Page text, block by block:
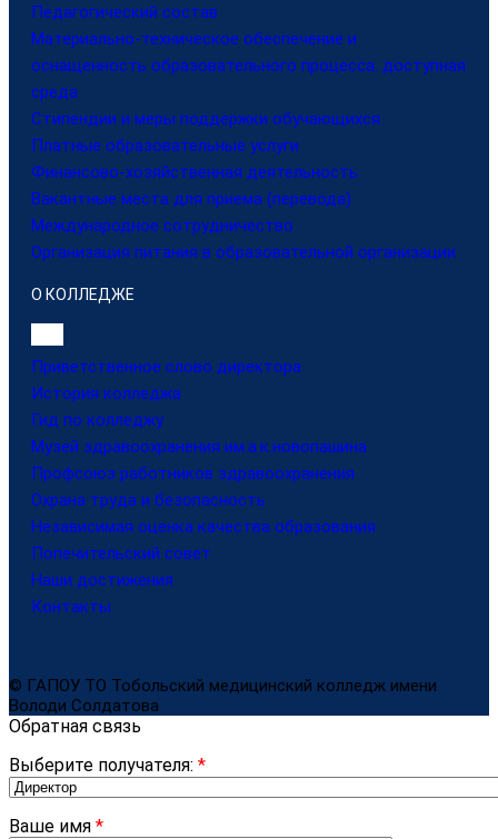
Педагогический состав
Материально-техническое обеспечение и
оснащенность образовательного процесса. доступная
среда
Стипендии и меры поддержки обучающихся
Платные образовательные услуги
Финансово-хозяйственная деятельность
Вакантные места для приема (перевода)
Международное сотрудничество
Организация питания в образовательной организации
О КОЛЛЕДЖЕ
Приветственное слово директора
История колледжа
Гид по колледжу
Музей здравоохранения им.а.к.новопашина
Профсоюз работников здравоохранения
Охрана труда и безопасность
Независимая оценка качества образования
Попечительский совет
Наши достижения
Контакты
© ГАПОУ ТО Тобольский медицинский колледж имени
Володи Солдатова
Обратная связь
Выберите получателя: *
Ваше имя *